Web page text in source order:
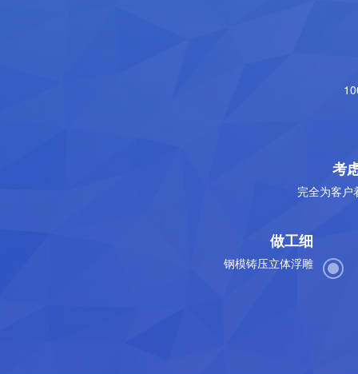
考
完全为客户
做工细
钢模铸压立体浮雕